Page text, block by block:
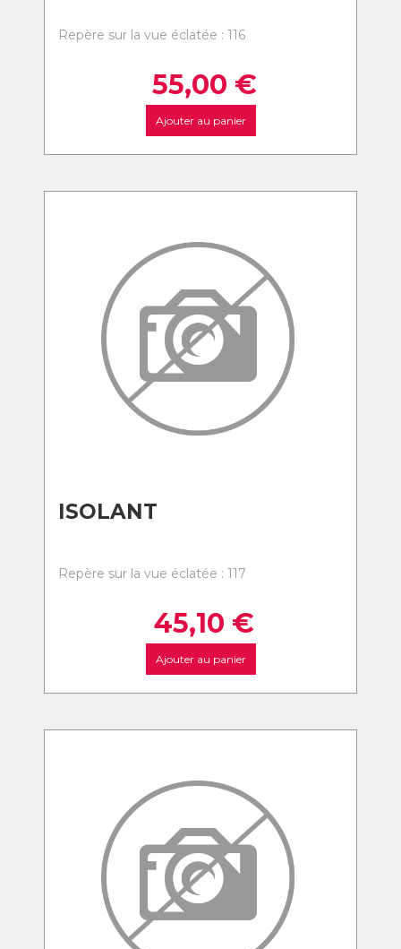
Repère sur la vue éclatée : 116
55,00 €
Ajouter au panier
ISOLANT
Repère sur la vue éclatée : 117
45,10 €
Ajouter au panier